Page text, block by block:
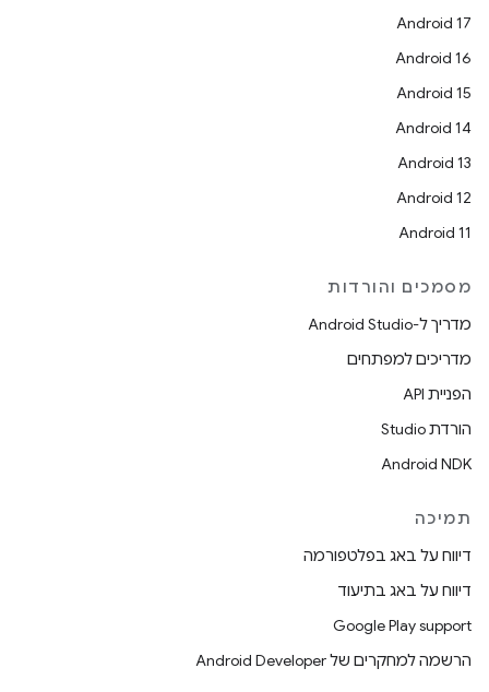
Android 17
Android 16
Android 15
Android 14
Android 13
Android 12
Android 11
מסמכים והורדות
מדריך ל-Android Studio
מדריכים למפתחים
הפניית API
הורדת Studio
Android NDK
תמיכה
דיווח על באג בפלטפורמה
דיווח על באג בתיעוד
Google Play support
הרשמה למחקרים של Android Developer